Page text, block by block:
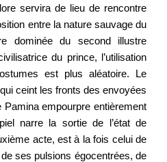
servira de lieu de rencontre
entre la nature sauvage du
dominée du second illustre
du prince, l’utilisation
est plus aléatoire. Le
ceint les fronts des envoyées
empourpre entièrement
narre la sortie de l’état de
acte, est à la fois celui de
ses pulsions égocentrées, de